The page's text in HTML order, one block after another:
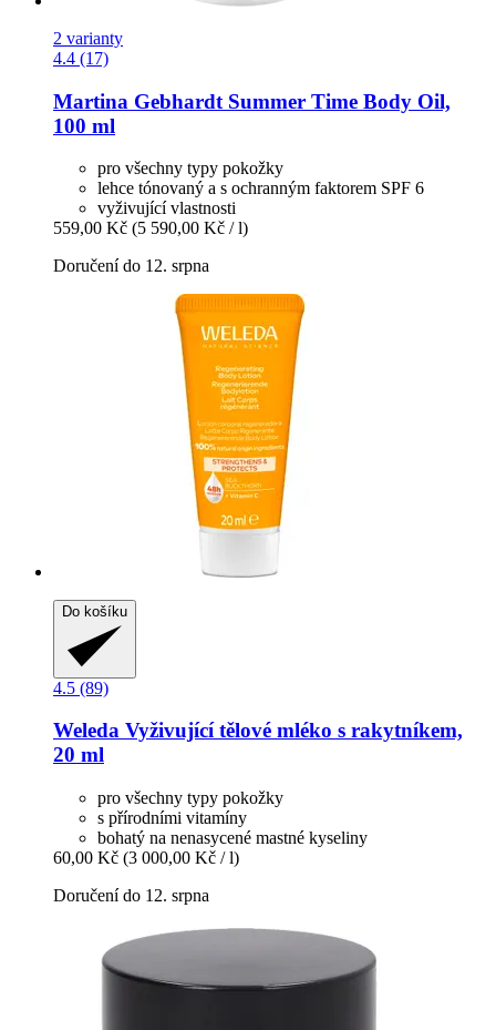
2 varianty
4.4 (17)
Martina Gebhardt Summer Time Body Oil,
100 ml
pro všechny typy pokožky
lehce tónovaný a s ochranným faktorem SPF 6
vyživující vlastnosti
559,00 Kč (5 590,00 Kč / l)
Doručení do 12. srpna
Do košíku
4.5 (89)
Weleda Vyživující tělové mléko s rakytníkem,
20 ml
pro všechny typy pokožky
s přírodními vitamíny
bohatý na nenasycené mastné kyseliny
60,00 Kč (3 000,00 Kč / l)
Doručení do 12. srpna